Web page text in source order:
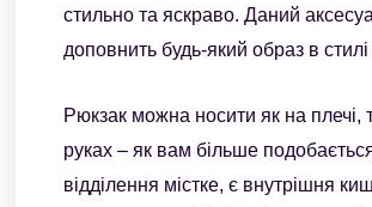
стильно та яскраво. Даний
доповнить будь-який образ в
Рюкзак можна носити як на плечі,
руках – як вам більше
відділення містке, є внутрішня